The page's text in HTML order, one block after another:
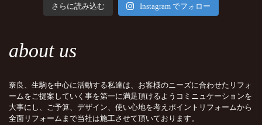
さらに読み込む Instagram でフォロー
about us
奈良、生駒を中心に活動する私達は、お客様のニーズに合わせたリフォ
ームをご提案していく事を第一に満足頂けるようコミニュケーションを
大事にし、ご予算、デザイン、使い心地を考えポイントリフォームから
全面リフォームまで当社は施工させて頂いております。